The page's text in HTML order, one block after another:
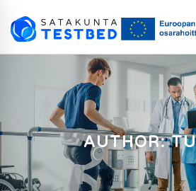
AUTHOR: